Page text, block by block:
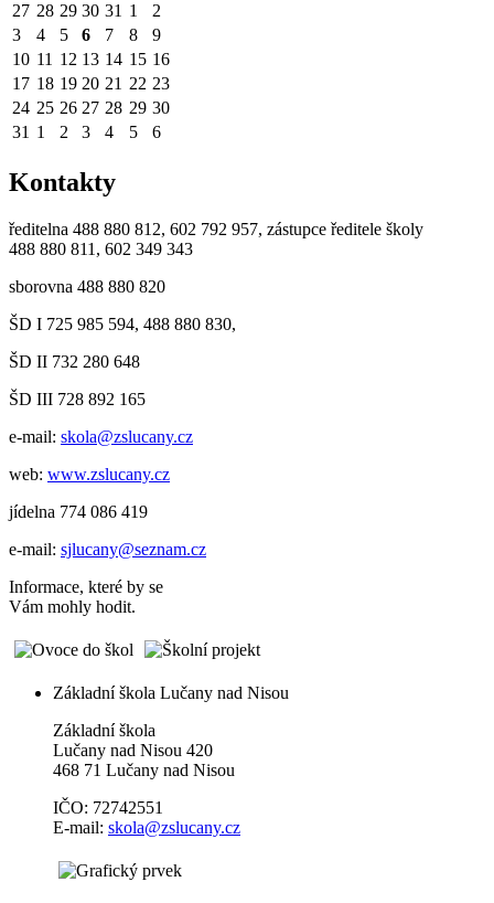
27 28 29 30 31 1
2
3
4 5 6 7 8
9
10 11 12 13 14 15 16
17 18 19 20 21 22 23
24 25 26 27 28 29 30
31 1 2 3 4 5 6
Kontakty
ředitelna 488 880 812, 602 792 957, zástupce ředitele školy
488 880 811, 602 349 343
sborovna 488 880 820
ŠD I 725 985 594, 488 880 830,
ŠD II 732 280 648
ŠD III 728 892 165
e-mail: skola@zslucany.cz
web: www.zslucany.cz
jídelna 774 086 419
e-mail: sjlucany@seznam.cz
Informace, které by se
Vám mohly hodit.
Základní škola Lučany nad Nisou
Základní škola
Lučany nad Nisou 420
468 71 Lučany nad Nisou
IČO: 72742551
E-mail: skola@zslucany.cz